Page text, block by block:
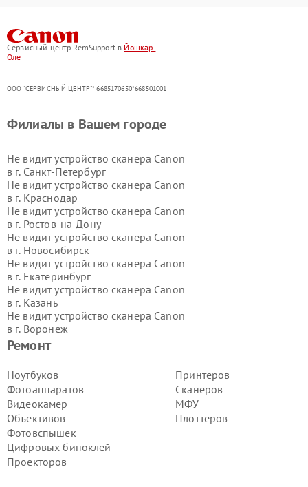
Сервисный центр RemSupport в Йошкар-
Оле
ООО "СЕРВИСНЫЙ ЦЕНТР"* 6685170650*668501001
Ремонт
Ноутбуков
Фотоаппаратов
Видеокамер
Объективов
Фотовспышек
Цифровых биноклей
Проекторов
Принтеров
Сканеров
МФУ
Плоттеров
Филиалы в Вашем городе
Не видит устройство сканера Canon
в г. Санкт-Петербург
Не видит устройство сканера Canon
в г. Краснодар
Не видит устройство сканера Canon
в г. Ростов-на-Дону
Не видит устройство сканера Canon
в г. Новосибирск
Не видит устройство сканера Canon
в г. Екатеринбург
Не видит устройство сканера Canon
в г. Казань
Не видит устройство сканера Canon
в г. Воронеж
Не видит устройство сканера Canon
Не видит устройство сканера Canon
в г.Самара
Не видит устройство сканера Canon
в г.Пермь
Не видит устройство сканера Canon
в г.Красноярск
Не видит устройство сканера Canon
в г.Ижевск